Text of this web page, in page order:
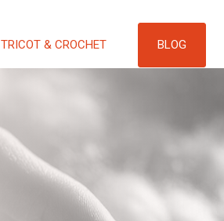
TRICOT & CROCHET BLOG